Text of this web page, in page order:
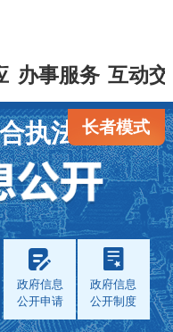
办事服务 互动
长者模式
执法局
政府信息
公开申请
政府信息
公开制度